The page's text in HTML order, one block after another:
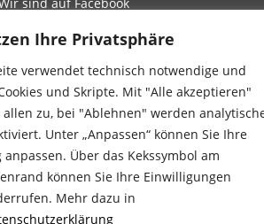
Ihre Privatsphäre
verwendet technisch notwendige und
und Skripte. Mit "Alle akzeptieren"
allen zu, bei "Ablehnen" werden
Unter „Anpassen“ können Sie Ihre
Über das Kekssymbol am
können Sie Ihre Einwilligungen
Mehr dazu in
Kinderschutzbund Landesverband Bayern